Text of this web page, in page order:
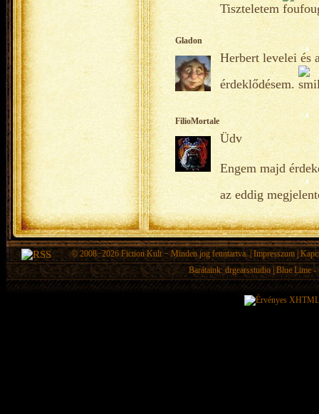
Tiszteletem
Gladon
Herbert levelei és
érdeklődésem.
FilioMortale
Üdv
Engem majd
az eddig
© 2008−2026Fiction Kult − Minden jog fenntartva. | Impresszum |
Barátaink: drgearsstudio | Blue Lime -